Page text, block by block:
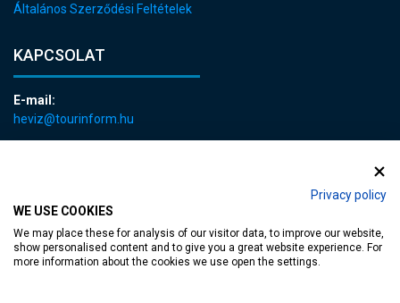
Privacy policy
WE USE COOKIES
We may place these for analysis of our visitor data, to improve our website,
show personalised content and to give you a great website experience. For
more information about the cookies we use open the settings.
Általános Szerződési Feltételek
KAPCSOLAT
E-mail:
heviz@tourinform.hu